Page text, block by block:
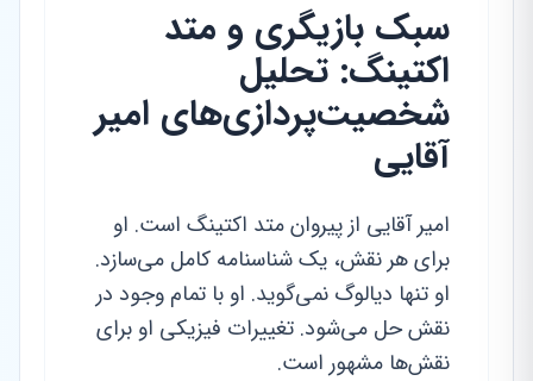
سبک بازیگری و متد
اکتینگ: تحلیل
شخصیت‌پردازی‌های امیر
آقایی
امیر آقایی از پیروان متد اکتینگ است. او
برای هر نقش، یک شناسنامه کامل می‌سازد.
او تنها دیالوگ نمی‌گوید. او با تمام وجود در
نقش حل می‌شود. تغییرات فیزیکی او برای
نقش‌ها مشهور است.